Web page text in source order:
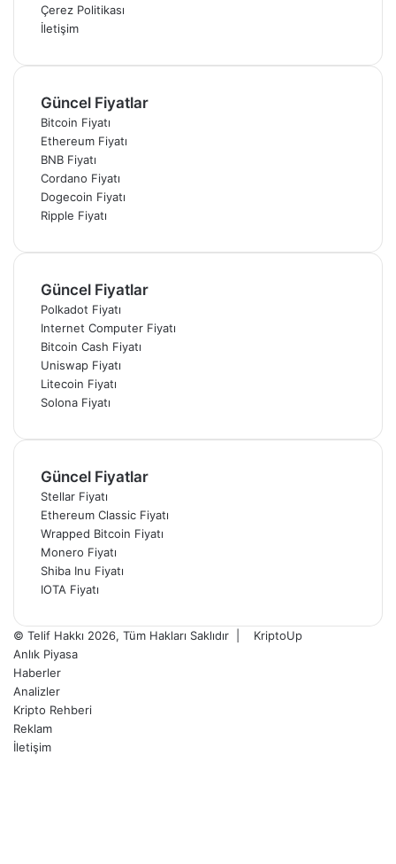
Çerez Politikası
İletişim
Güncel Fiyatlar
Bitcoin Fiyatı
Ethereum Fiyatı
BNB Fiyatı
Cordano Fiyatı
Dogecoin Fiyatı
Ripple Fiyatı
Güncel Fiyatlar
Polkadot Fiyatı
Internet Computer Fiyatı
Bitcoin Cash Fiyatı
Uniswap Fiyatı
Litecoin Fiyatı
Solona Fiyatı
Güncel Fiyatlar
Stellar Fiyatı
Ethereum Classic Fiyatı
Wrapped Bitcoin Fiyatı
Monero Fiyatı
Shiba Inu Fiyatı
IOTA Fiyatı
© Telif Hakkı 2026, Tüm Hakları Saklıdır |
KriptoUp
Anlık Piyasa
Haberler
Analizler
Kripto Rehberi
Reklam
İletişim